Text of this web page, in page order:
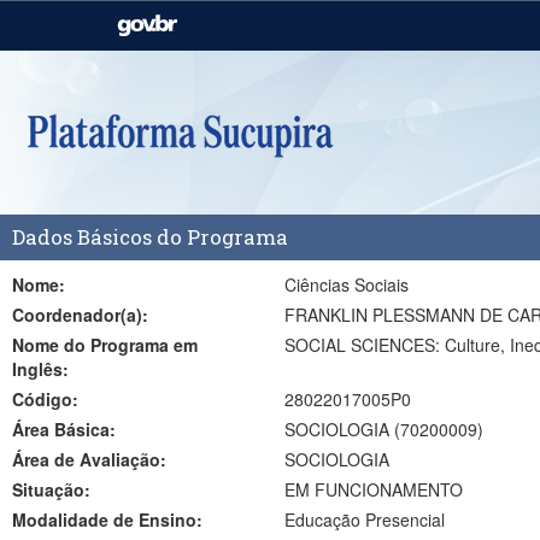
Casa Civil
Pecuária e Abastecimento
Dados Básicos do Programa
Nome:
Ciências Sociais
Coordenador(a):
FRANKLIN PLESSMANN DE
Nome do Programa em
Inglês:
SOCIAL SCIENCES: Culture,
Código:
28022017005P0
Área Básica:
SOCIOLOGIA (70200009)
Área de Avaliação:
SOCIOLOGIA
Situação:
EM FUNCIONAMENTO
Modalidade de Ensino:
Educação Presencial